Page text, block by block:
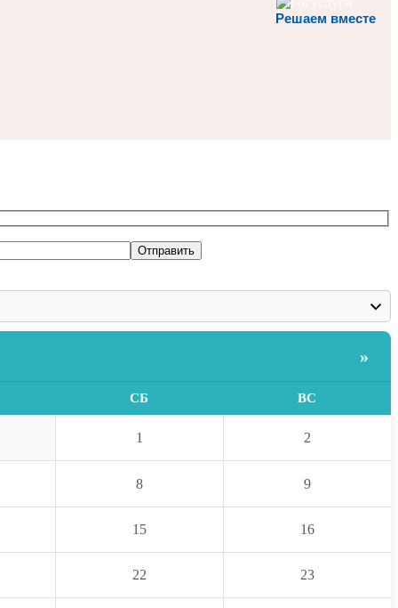
Решаем вместе
»
СБ ВС
1 2
8 9
15 16
22 23